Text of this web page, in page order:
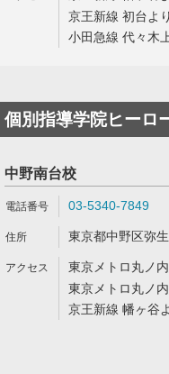
京王新線 初台よ
小田急線 代々木
個別指導学院ヒーロ
中野南台校
03-5340-7849
東京都中野区弥
東京メトロ丸ノ
東京メトロ丸ノ
京王新線 幡ヶ谷